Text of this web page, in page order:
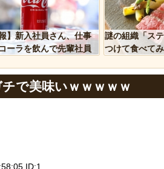
ーのパッケージが“一瞬怖い”と話題に
った結果ｗｗｗ」 ほか
トランプ、国防総省職員数千人をウソ
お煽り運転など盛りだくさん
「自転車のルール厳罰化！」← 正
みんなは職場のBBQなに持ってけ
【悲報】味噌ラーメンで行列、出
報】新入社員さん、仕事
ーラを飲んで先輩社員
謎の組織「ス
つけて食べて
で美味いｗｗｗｗｗ
ID:1